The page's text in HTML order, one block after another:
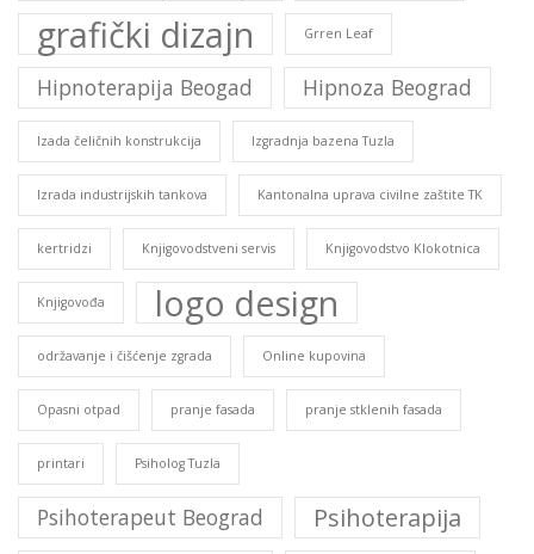
grafički dizajn Grren Leaf
Hipnoterapija Beogad Hipnoza Beograd
Izada čeličnih konstrukcija Izgradnja bazena Tuzla
Izrada industrijskih tankova Kantonalna uprava civilne zaštite TK
kertridzi Knjigovodstveni servis Knjigovodstvo Klokotnica
Knjigovođa logo design
održavanje i čišćenje zgrada Online kupovina
Opasni otpad pranje fasada pranje stklenih fasada
printari Psiholog Tuzla
Psihoterapeut Beograd Psihoterapija